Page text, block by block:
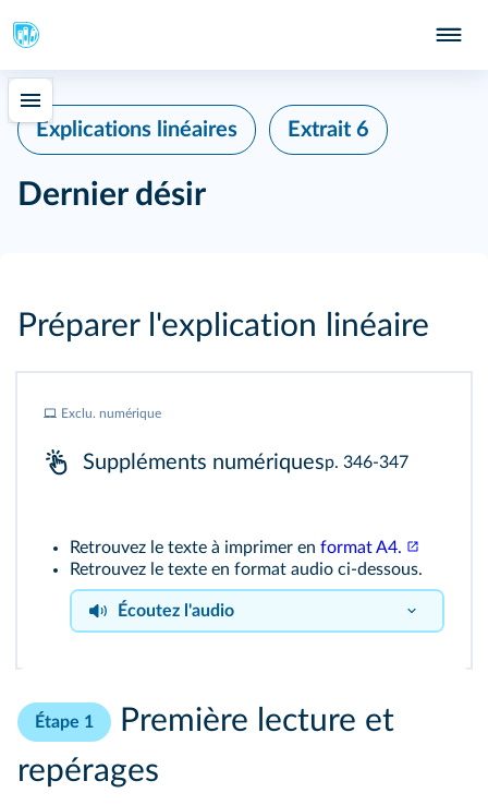
Explications linéaires Extrait 6
Dernier désir
Préparer l'explication linéaire
Exclu. numérique
Suppléments numériquesp. 346-347
Retrouvez le texte à imprimer en format A4.
Retrouvez le texte en format audio ci-dessous.
Écoutez l'audio
Étape 1
Première lecture et
repérages